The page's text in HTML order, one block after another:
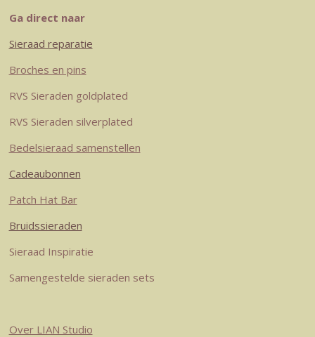
t
a
g
r
a
t
e
r
e
s
n
Ga direct naar
Sieraad reparatie
Broches en pins
RVS Sieraden goldplated
RVS Sieraden silverplated
Bedelsieraad samenstellen
Cadeaubonnen
Patch Hat Bar
Bruidssieraden
Sieraad Inspiratie
Samengestelde sieraden sets
Over LIAN Studio